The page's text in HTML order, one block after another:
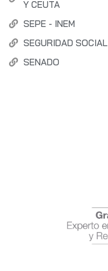
Y CEUTA
SEPE - INEM
SEGURIDAD SOCIAL
SENADO